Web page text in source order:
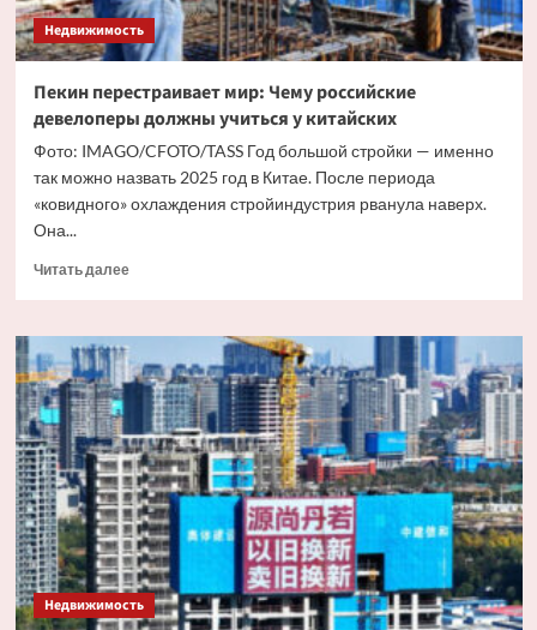
нас —
приговор
Недвижимость
Пекин перестраивает мир: Чему российские
девелоперы должны учиться у китайских
Фото: IMAGO/CFOTO/TASS Год большой стройки — именно
так можно назвать 2025 год в Китае. После периода
«ковидного» охлаждения стройиндустрия рванула наверх.
Она...
Читать далееПрочитать
Пекин
перестраивает
мир:
Чему
российские
девелоперы
должны
учиться
у
китайских
Недвижимость